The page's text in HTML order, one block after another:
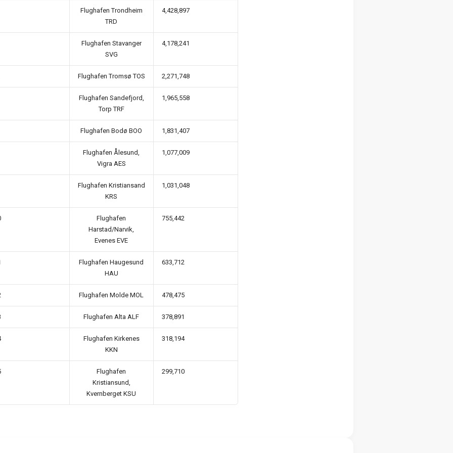
Flughafen Trondheim
TRD
4,428,897
Flughafen Stavanger
SVG
4,178,241
Flughafen Tromsø TOS 2,271,748
Flughafen Sandefjord,
Torp TRF
1,965,558
Flughafen Bodø BOO 1,831,407
Flughafen Ålesund,
Vigra AES
1,077,009
Flughafen Kristiansand
KRS
1,031,048
Flughafen
Harstad/Narvik,
Evenes EVE
755,442
Flughafen Haugesund
HAU
633,712
Flughafen Molde MOL 478,475
Flughafen Alta ALF 378,891
Flughafen Kirkenes
KKN
318,194
Flughafen
Kristiansund,
Kvernberget KSU
299,710